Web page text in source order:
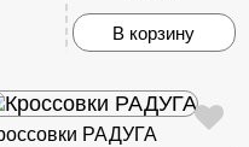
В корзину
РАДУГА